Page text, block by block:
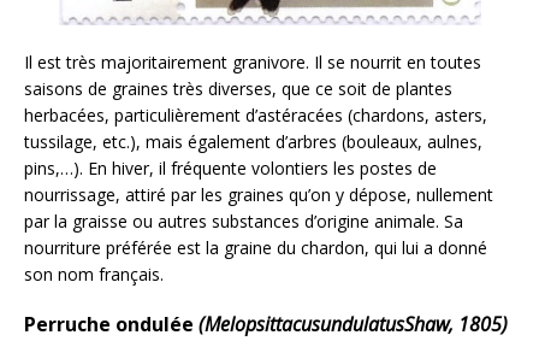
Il est très majoritairement granivore. Il se nourrit en toutes
saisons de graines très diverses, que ce soit de plantes
herbacées, particulièrement d’astéracées (chardons, asters,
tussilage, etc.), mais également d’arbres (bouleaux, aulnes,
pins,…). En hiver, il fréquente volontiers les postes de
nourrissage, attiré par les graines qu’on y dépose, nullement
par la graisse ou autres substances d’origine animale. Sa
nourriture préférée est la graine du chardon, qui lui a donné
son nom français.
Perruche ondulée (MelopsittacusundulatusShaw, 1805)